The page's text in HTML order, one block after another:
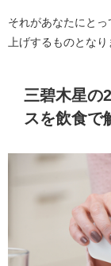
それがあなたにと
上げするものとなり
三碧木星の
スを飲食で